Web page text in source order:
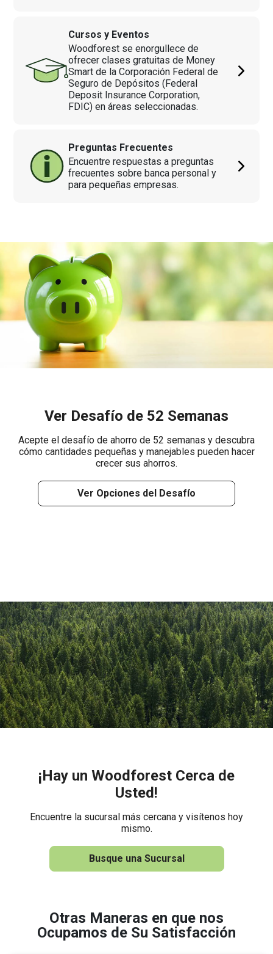
Cursos y Eventos
Woodforest se enorgullece de
ofrecer clases gratuitas de Money
Smart de la Corporación Federal de
Seguro de Depósitos (Federal
Deposit Insurance Corporation,
FDIC) en áreas seleccionadas.
Preguntas Frecuentes
Encuentre respuestas a preguntas
frecuentes sobre banca personal y
para pequeñas empresas.
Ver Desafío de 52 Semanas
Acepte el desafío de ahorro de 52 semanas y descubra
cómo cantidades pequeñas y manejables pueden hacer
crecer sus ahorros.
Ver Opciones del Desafío
¡Hay un Woodforest Cerca de
Usted!
Encuentre la sucursal más cercana y visítenos hoy
mismo.
Busque una Sucursal
Otras Maneras en que nos
Ocupamos de Su Satisfacción